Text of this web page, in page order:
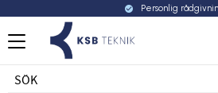
Meny
check_circle Personlig